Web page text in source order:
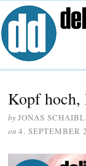
Kopf hoch,
byJONAS
on 4. SEPTEMBER